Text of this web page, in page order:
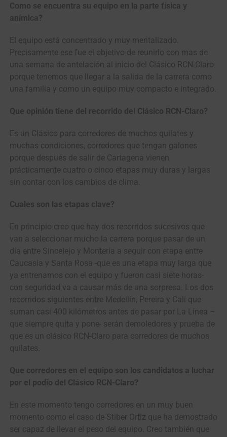
Como se encuentra su equipo en la parte física y
anímica?
El equipo está concentrado y muy mentalizado.
Precisamente ese fue el objetivo de reunirlo con mas de
una semana de antelación al inicio del Clásico RCN-Claro
porque tenemos que llegar a la salida de la carrera como
una familia y como un equipo muy compacto e integrado.
Que opinión tiene del recorrido del Clásico RCN-Claro?
Es un Clásico para corredores de muchos quilates y
muchas condiciones, corredores que tengan galones
porque después de salir de Cartagena vienen
prácticamente cuatro o cinco etapas muy duras y largas
sin contar con los cambios de clima.
Cuales son las etapas clave?
En principio creo que hay dos recorridos sucesivos que
van a seleccionar mucho la carrera porque pasar de un
día entre Sincelejo y Montería a seguir con etapa entre
Caucasia y Santa Rosa -que es una etapa muy larga que
ya entrenamos con el equipo y fueron casi siete horas-
con seguridad va a causar más de una sorpresa. Los dos
recorridos siguientes entre Medellín, Pereira y Cali que
suman casi 400 kilómetros antes de pasar por La Línea –
que siempre quita y pone- serán demoledores y prueba de
que es un clásico RCN-Claro para corredores de muchos
quilates.
Que corredores en el equipo son los candidatos a luchar
por el podio del Clásico RCN-Claro?
En este momento tengo corredores en un muy buen
momento como el caso de Stiber Ortiz que ha demostrado
ser capaz de llevar el peso del equipo. Creo también que